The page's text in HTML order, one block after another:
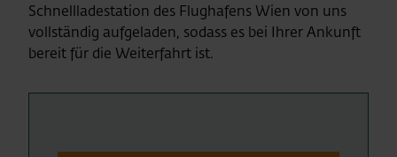
Schnellladestation des Flughafens Wien von uns
vollständig aufgeladen, sodass es bei Ihrer Ankunft
bereit für die Weiterfahrt ist.